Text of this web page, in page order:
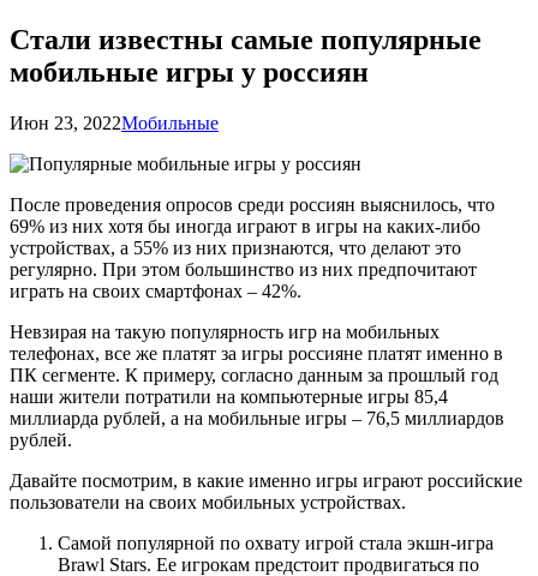
Стали известны самые популярные
мобильные игры у россиян
Июн 23, 2022Мобильные
После проведения опросов среди россиян выяснилось, что
69% из них хотя бы иногда играют в игры на каких-либо
устройствах, а 55% из них признаются, что делают это
регулярно. При этом большинство из них предпочитают
играть на своих смартфонах – 42%.
Невзирая на такую популярность игр на мобильных
телефонах, все же платят за игры россияне платят именно в
ПК сегменте. К примеру, согласно данным за прошлый год
наши жители потратили на компьютерные игры 85,4
миллиарда рублей, а на мобильные игры – 76,5 миллиардов
рублей.
Давайте посмотрим, в какие именно игры играют российские
пользователи на своих мобильных устройствах.
Самой популярной по охвату игрой стала экшн-игра
Brawl Stars. Ее игрокам предстоит продвигаться по